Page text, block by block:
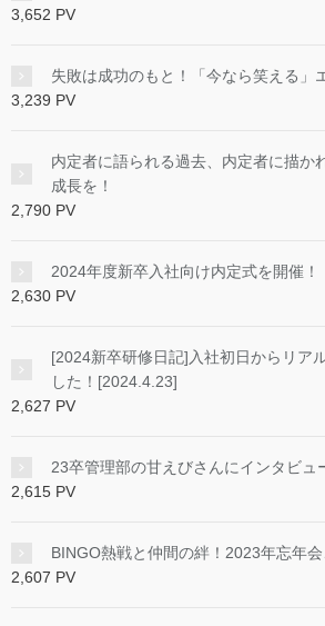
3,652 PV
失敗は成功のもと！「今なら笑える」
3,239 PV
内定者に語られる過去、内定者に描
成長を！
2,790 PV
2024年度新卒入社向け内定式を開催！
2,630 PV
[2024新卒研修日記]入社初日からリア
した！[2024.4.23]
2,627 PV
23卒管理部の甘えびさんにインタビュ
2,615 PV
BINGO熱戦と仲間の絆！2023年忘年
2,607 PV